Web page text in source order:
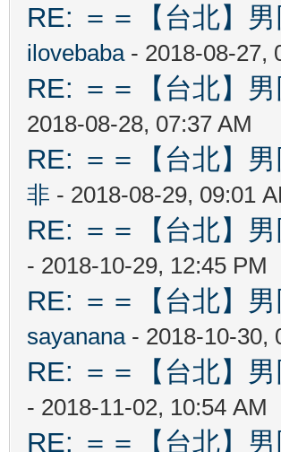
RE: ＝＝【台北】
ilovebaba- 2018-08-27,
RE: ＝＝【台北】
2018-08-28, 07:37 AM
RE: ＝＝【台北】
非 - 2018-08-29, 09:01
RE: ＝＝【台北】
- 2018-10-29, 12:45 PM
RE: ＝＝【台北】
sayanana- 2018-10-30,
RE: ＝＝【台北】
- 2018-11-02, 10:54 AM
RE: ＝＝【台北】